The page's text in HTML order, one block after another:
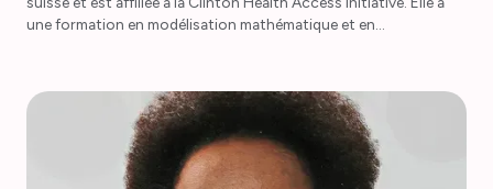
une formation en modélisation mathématique et en
statistiques pour simuler la dynamique de transmission, estimer
son intensité et appliquer ces résultats pour améliorer le
contrôle et l'élimination du paludisme. Elle utilise la modélisation
pour générer des preuves pour la planification stratégique des
stratégies de lutte contre le paludisme impliquant des